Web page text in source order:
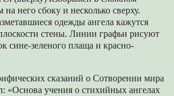
него сбоку и несколько сверху.
одежды ангела кажутся
стены. Линии графьи рисуют
сине-зеленого плаща и красно-
сказаний о Сотворении мира
«Основа учения о стихийных ангелах